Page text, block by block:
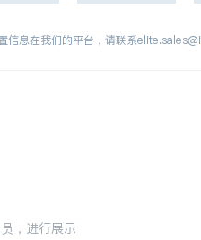
信息在我们的平台，请联系
，进行展示